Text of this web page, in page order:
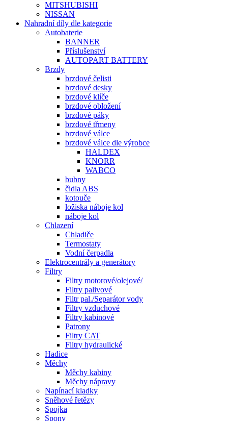
MITSHUBISHI
NISSAN
Nahradní díly dle kategorie
Autobaterie
BANNER
Příslušenství
AUTOPART BATTERY
Brzdy
brzdové čelisti
brzdové desky
brzdové klíče
brzdové obložení
brzdové páky
brzdové třmeny
brzdové válce
brzdové válce dle výrobce
HALDEX
KNORR
WABCO
bubny
čidla ABS
kotouče
ložiska náboje kol
náboje kol
Chlazení
Chladiče
Termostaty
Vodní čerpadla
Elektrocentrály a generátory
Filtry
Filtry motorové/olejové/
Filtry palivové
Filtr pal./Separátor vody
Filtry vzduchové
Filtry kabinové
Patrony
Filtry CAT
Filtry hydraulické
Hadice
Měchy
Měchy kabiny
Měchy nápravy
Napínací kladky
Sněhové řetězy
Spojka
Spony